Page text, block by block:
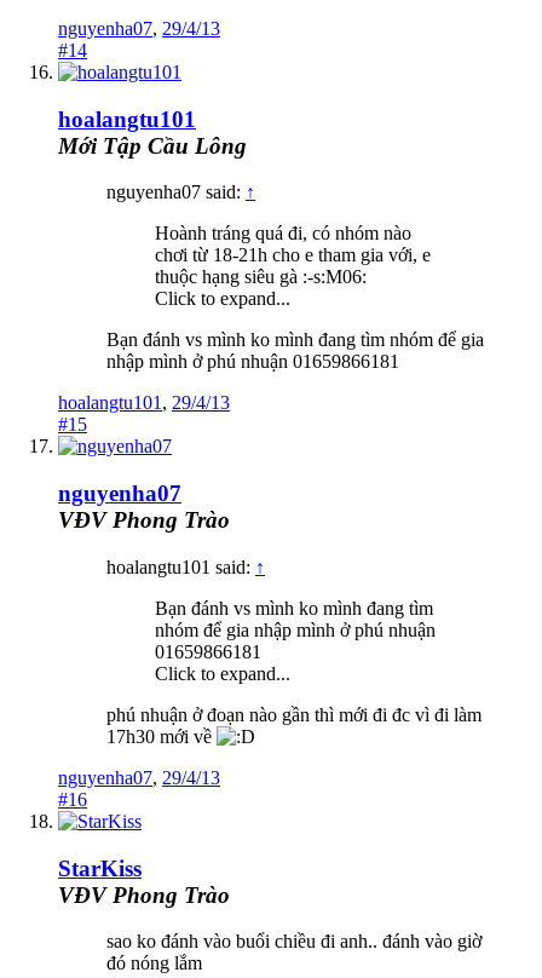
nguyenha07, 29/4/13
#14
hoalangtu101
Mới Tập Cầu Lông
nguyenha07 said: ↑
Hoành tráng quá đi, có nhóm nào
chơi từ 18-21h cho e tham gia với, e
thuộc hạng siêu gà :-s:M06:
Click to expand...
Bạn đánh vs mình ko mình đang tìm nhóm để gia
nhập mình ở phú nhuận 01659866181
hoalangtu101, 29/4/13
#15
nguyenha07
VĐV Phong Trào
hoalangtu101 said: ↑
Bạn đánh vs mình ko mình đang tìm
nhóm để gia nhập mình ở phú nhuận
01659866181
Click to expand...
phú nhuận ở đoạn nào gần thì mới đi đc vì đi làm
17h30 mới về
nguyenha07, 29/4/13
#16
StarKiss
VĐV Phong Trào
sao ko đánh vào buổi chiều đi anh.. đánh vào giờ
đó nóng lắm